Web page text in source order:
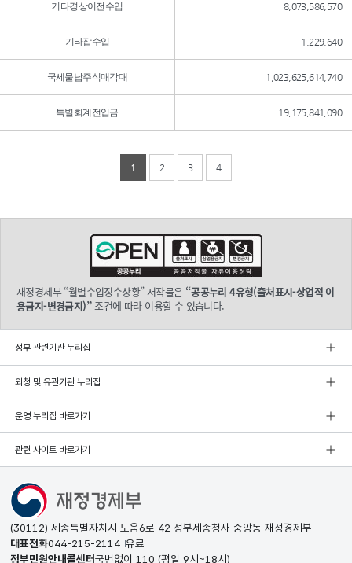
기타경상이전수입 8,073,586,570
기타잡수입 1,229,640
국세물납주식매각대 1,023,625,614,740
특별회계전입금 19,175,841,090
1 2 3 4
재정경제부 “월별수입징수상황” 저작물은 “공공누리 4유형(출처표시-상업적 이
용금지-변경금지)”조건에 따라 이용할 수 있습니다.
정부 관련기관 누리집
외청 및 유관기관 누리집
운영 누리집 바로가기
관련 사이트 바로가기
(30112) 세종특별자치시 도움6로 42 정부세종청사 중앙동 재정경제부
대표전화044-215-2114 유료
정부민원안내콜센터국번없이 110 (평일 9시~18시)